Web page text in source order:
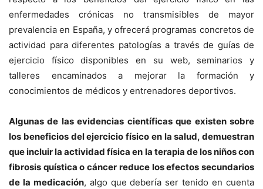
enfermedades crónicas no transmisibles de mayor
prevalencia en España, y ofrecerá programas concretos de
actividad para diferentes patologías a través de guías de
ejercicio físico disponibles en su web, seminarios y
talleres encaminados a mejorar la formación y
conocimientos de médicos y entrenadores deportivos.
Algunas de las evidencias científicas que existen sobre
los beneficios del ejercicio físico en la salud, demuestran
que incluir la actividad física en la terapia de los niños con
fibrosis quística o cáncer reduce los efectos secundarios
de la medicación, algo que debería ser tenido en cuenta